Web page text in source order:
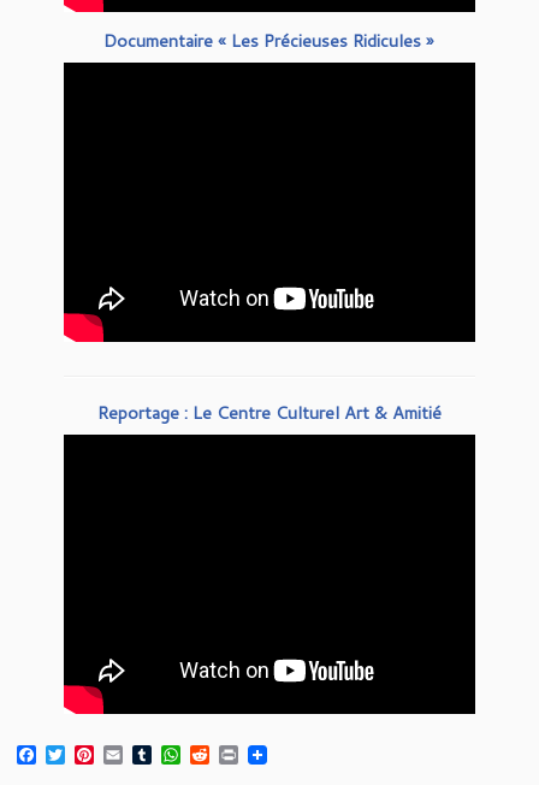
Documentaire « Les Précieuses Ridicules »
Reportage : Le Centre Culturel Art & Amitié
Facebook
TwitterPinterest
EmailTumblrWhatsApp
Reddit
Print